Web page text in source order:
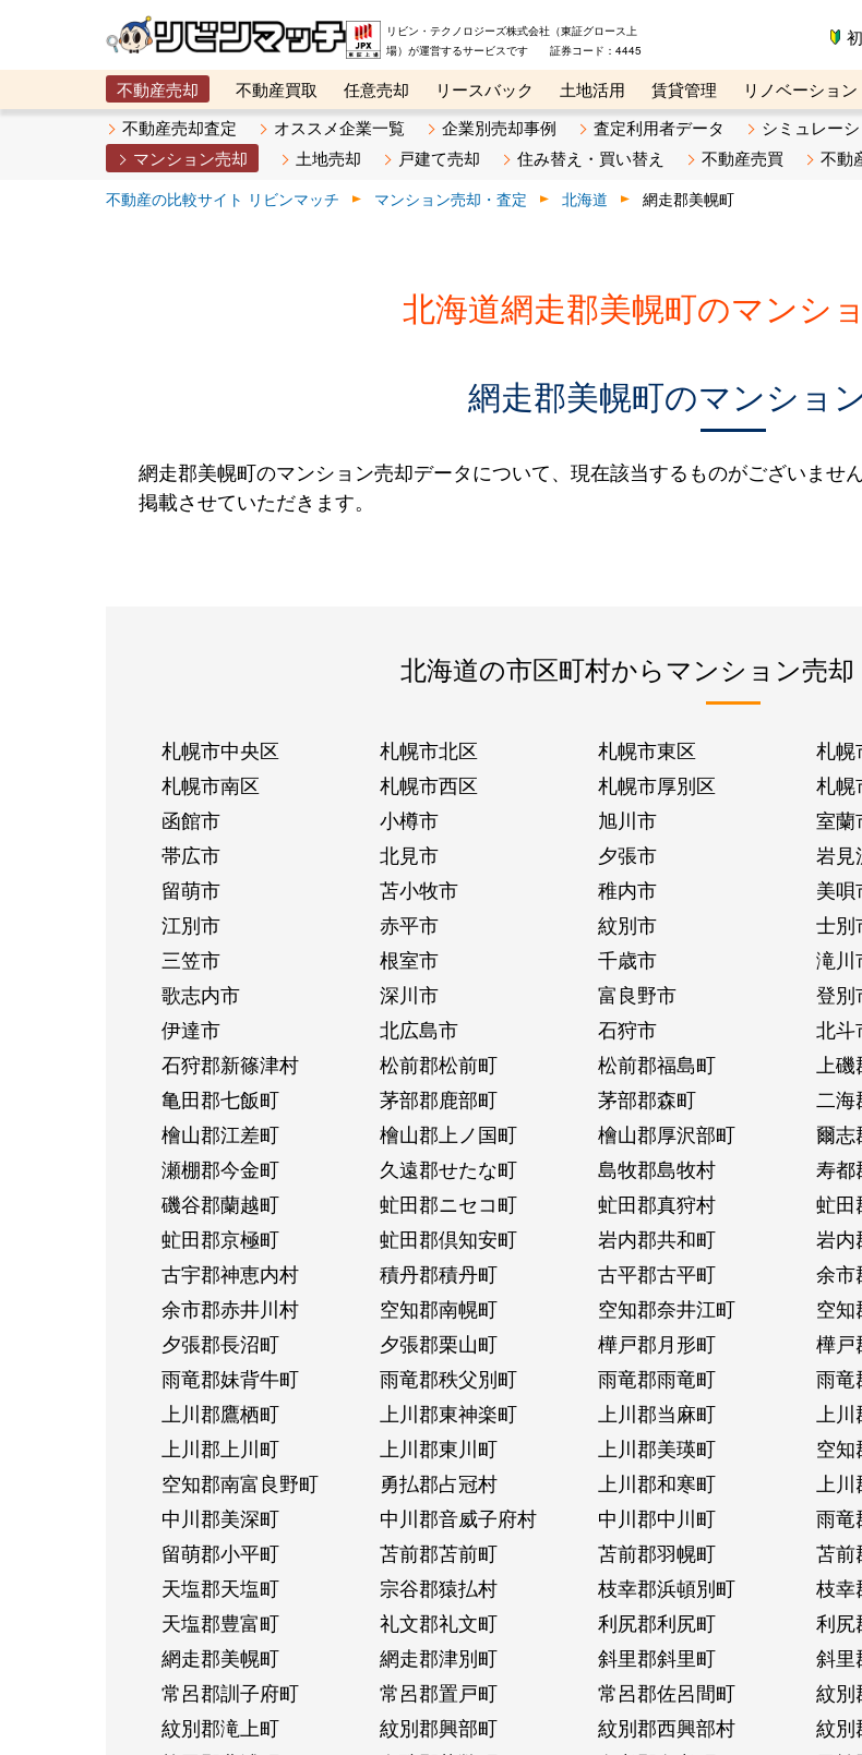
リビン・テクノロジーズ株式会社（東証グロース上
場）が運営するサービスです 証券コード：4445
不動産売却 不動産買取 任意売却 リースバック 土地活用 賃貸管理 リノベーション
メタ住宅展示場
ベスト不動産カンパニー オンライン講座 リビンマガジンBiz 不動産売却ご
不動産売却査定 オススメ企業一覧 企業別売却事例 査定利用者データ
シミュレー
マンション売却
土地売却 戸建て売却 住み替え・買い替え 不動産売買 不動
不動産の比較サイト リビンマッチ マンション売却・査定 北海道 網走郡美幌町
北海道網走郡美幌町のマンシ
網走郡美幌町のマンショ
網走郡美幌町のマンション売却データについて、現在該当するものがございませ
掲載させていただきます。
北海道の市区町村からマンション売
札幌市中央区 札幌市北区 札幌市東区 札幌
札幌市南区
札幌市西区 札幌市厚別区 札幌
函館市
小樽市 旭川市 室蘭
帯広市
北見市 夕張市 岩見
留萌市
苫小牧市 稚内市 美唄
江別市
赤平市 紋別市 士別
三笠市
根室市 千歳市 滝川
歌志内市
深川市 富良野市 登別
伊達市
北広島市 石狩市 北斗
石狩郡新篠津村
松前郡松前町 松前郡福島町 上磯
亀田郡七飯町
茅部郡鹿部町 茅部郡森町 二海
檜山郡江差町
檜山郡上ノ国町 檜山郡厚沢部町 爾志
瀬棚郡今金町
久遠郡せたな町 島牧郡島牧村 寿都
磯谷郡蘭越町
虻田郡ニセコ町 虻田郡真狩村 虻田
虻田郡京極町
虻田郡倶知安町 岩内郡共和町 岩内
古宇郡神恵内村
積丹郡積丹町 古平郡古平町 余市
余市郡赤井川村
空知郡南幌町 空知郡奈井江町 空知
夕張郡長沼町
夕張郡栗山町 樺戸郡月形町 樺戸
雨竜郡妹背牛町
雨竜郡秩父別町 雨竜郡雨竜町 雨竜
上川郡鷹栖町
上川郡東神楽町 上川郡当麻町 上川
上川郡上川町
上川郡東川町 上川郡美瑛町 空知
空知郡南富良野町
勇払郡占冠村 上川郡和寒町 上川
中川郡美深町
中川郡音威子府村 中川郡中川町 雨竜
留萌郡小平町
苫前郡苫前町 苫前郡羽幌町 苫前
天塩郡天塩町
宗谷郡猿払村 枝幸郡浜頓別町 枝幸
天塩郡豊富町
礼文郡礼文町 利尻郡利尻町 利尻
網走郡美幌町
網走郡津別町 斜里郡斜里町 斜里
常呂郡訓子府町
常呂郡置戸町 常呂郡佐呂間町 紋別
紋別郡滝上町
紋別郡興部町 紋別郡西興部村 紋別